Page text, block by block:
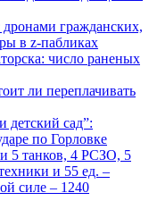
гражданских,
в z-пабликах
число раненых
ли переплачивать
детский сад”:
по Горловке
5 танков, 4 РСЗО, 5
и 55 ед. –
силе – 1240